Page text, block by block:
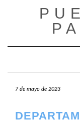
7 de mayo de 2023